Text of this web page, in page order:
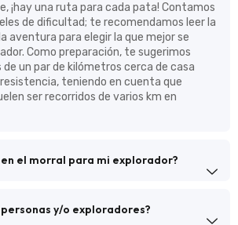
¡hay una ruta para cada pata! Contamos
de dificultad; te recomendamos leer la
aventura para elegir la que mejor se
Como preparación, te sugerimos
un par de kilómetros cerca de casa
teniendo en cuenta que
ser recorridos de varios km en
el morral para mi explorador?
y/o exploradores?